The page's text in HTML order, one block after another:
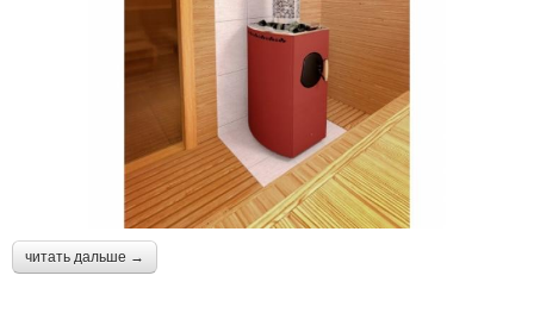
читать дальше →